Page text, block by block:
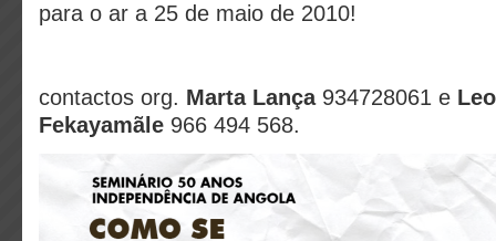
para o ar a 25 de maio de 2010!
contactos org. Marta Lança934728061 e
Fekayamãle 966 494 568.